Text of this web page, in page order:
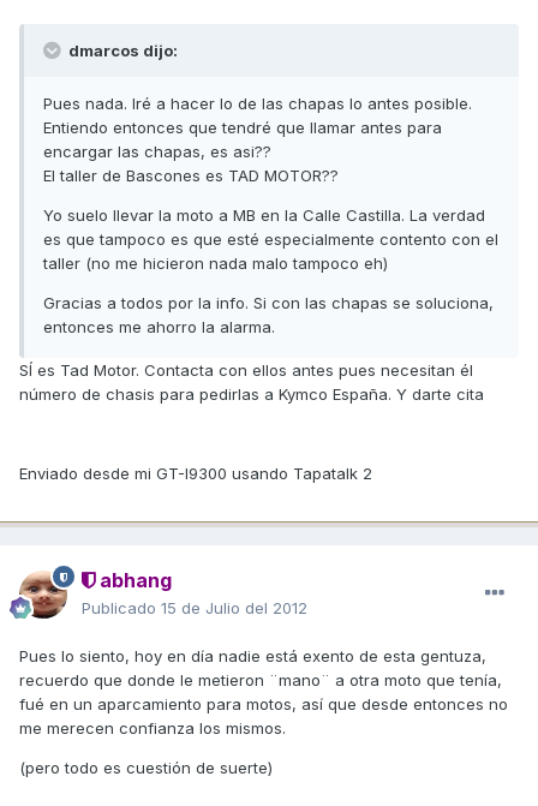
dmarcos dijo:
Pues nada. Iré a hacer lo de las chapas lo antes posible.
Entiendo entonces que tendré que llamar antes para
encargar las chapas, es asi??
El taller de Bascones es TAD MOTOR??
Yo suelo llevar la moto a MB en la Calle Castilla. La verdad
es que tampoco es que esté especialmente contento con el
taller (no me hicieron nada malo tampoco eh)
Gracias a todos por la info. Si con las chapas se soluciona,
entonces me ahorro la alarma.
SÍ es Tad Motor. Contacta con ellos antes pues necesitan él
número de chasis para pedirlas a Kymco España. Y darte cita
Enviado desde mi GT-I9300 usando Tapatalk 2
abhang
Publicado 15 de Julio del 2012
Pues lo siento, hoy en día nadie está exento de esta gentuza,
recuerdo que donde le metieron ¨mano¨ a otra moto que tenía,
fué en un aparcamiento para motos, así que desde entonces no
me merecen confianza los mismos.
(pero todo es cuestión de suerte)